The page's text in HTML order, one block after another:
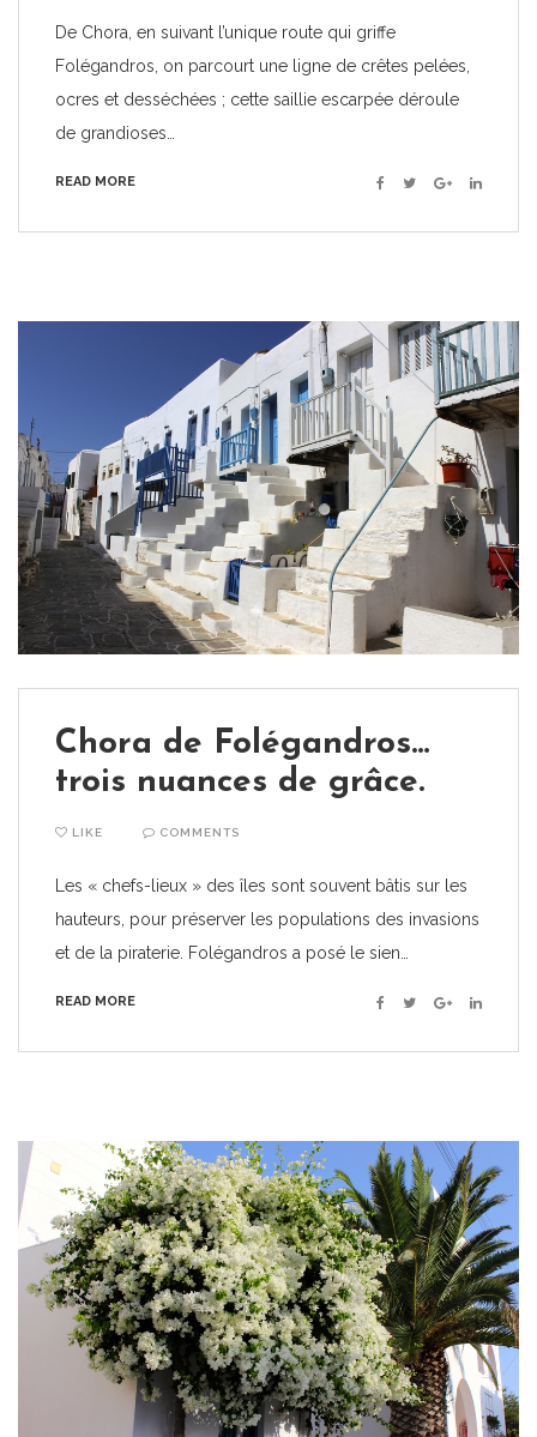
De Chora, en suivant l’unique route qui griffe
Folégandros, on parcourt une ligne de crêtes pelées,
ocres et desséchées ; cette saillie escarpée déroule
de grandioses…
READ MORE Facebook
TwitterGoogle+Linkedin
Chora de Folégandros…
trois nuances de grâce.
LIKE COMMENTS
Les « chefs-lieux » des îles sont souvent bâtis sur les
hauteurs, pour préserver les populations des invasions
et de la piraterie. Folégandros a posé le sien…
READ MORE Facebook
TwitterGoogle+Linkedin